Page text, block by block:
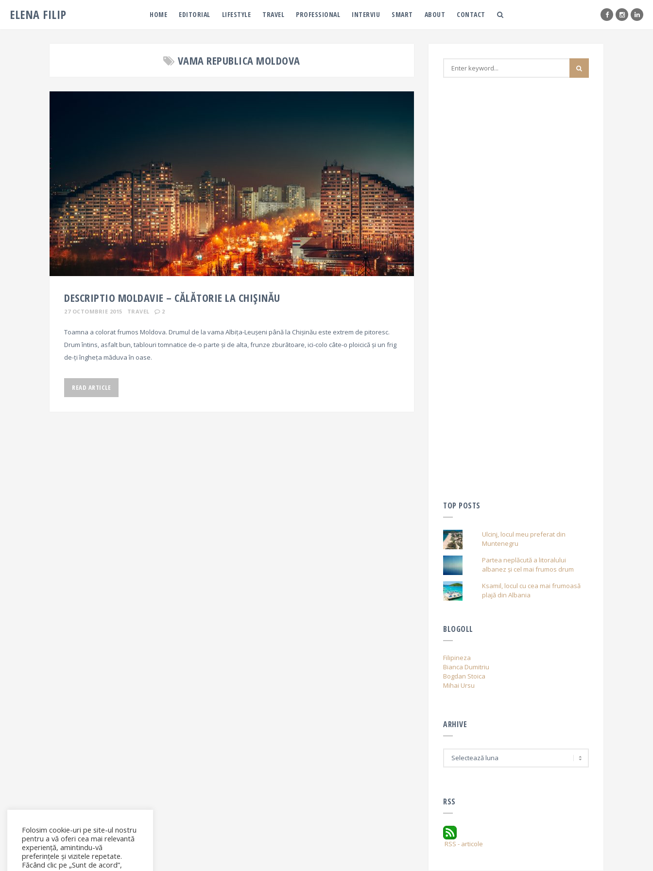
ELENA FILIP HOME EDITORIAL LIFESTYLE TRAVEL PROFESSIONAL INTERVIU SMART ABOUT CONTACT
VAMA REPUBLICA MOLDOVA
DESCRIPTIO MOLDAVIE – CĂLĂTORIE LA CHIȘINĂU
27 OCTOMBRIE 2015 TRAVEL 2
Toamna a colorat frumos Moldova. Drumul de la vama Albița-Leușeni până la Chișinău este extrem de pitoresc.
Drum întins, asfalt bun, tablouri tomnatice de-o parte și de alta, frunze zburătoare, ici-colo câte-o ploicică și un frig
de-ți îngheța măduva în oase.
READ ARTICLE
TOP POSTS
Ulcinj, locul meu preferat din
Muntenegru
Partea neplăcută a litoralului
albanez și cel mai frumos drum
Ksamil, locul cu cea mai frumoasă
plajă din Albania
BLOGOLL
Filipineza
Bianca Dumitriu
Bogdan Stoica
Mihai Ursu
ARHIVE
RSS
RSS - articole
Folosim cookie-uri pe site-ul nostru
pentru a vă oferi cea mai relevantă
experiență, amintindu-vă
preferințele și vizitele repetate.
Făcând clic pe „Sunt de acord”,